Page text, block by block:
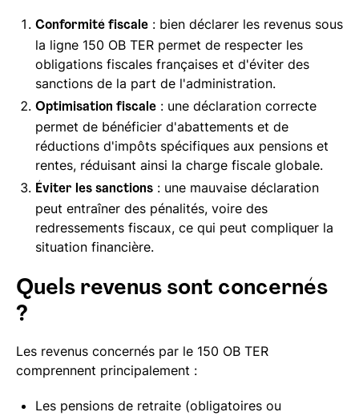
Conformité fiscale : bien déclarer les revenus sous
la ligne 150 OB TER permet de respecter les
obligations fiscales françaises et d'éviter des
sanctions de la part de l'administration.
Optimisation fiscale : une déclaration correcte
permet de bénéficier d'abattements et de
réductions d'impôts spécifiques aux pensions et
rentes, réduisant ainsi la charge fiscale globale.
Éviter les sanctions : une mauvaise déclaration
peut entraîner des pénalités, voire des
redressements fiscaux, ce qui peut compliquer la
situation financière.
Quels revenus sont concernés
?
Les revenus concernés par le 150 OB TER
comprennent principalement :
Les pensions de retraite (obligatoires ou